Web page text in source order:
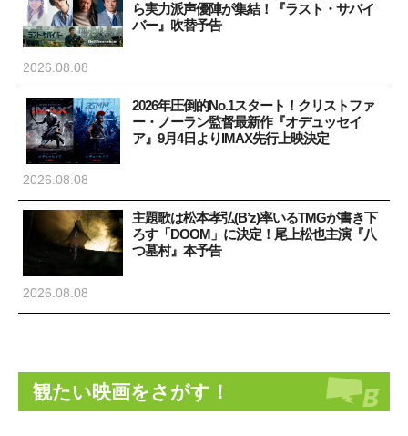
ら実力派声優陣が集結！『ラスト・サバイ
バー』吹替予告
2026.08.08
2026年圧倒的No.1スタート！クリストファ
ー・ノーラン監督最新作『オデュッセイ
ア』9月4日よりIMAX先行上映決定
2026.08.08
主題歌は松本孝弘(B’z)率いるTMGが書き下
ろす「DOOM」に決定！尾上松也主演『八
つ墓村』本予告
2026.08.08
観たい映画をさがす！